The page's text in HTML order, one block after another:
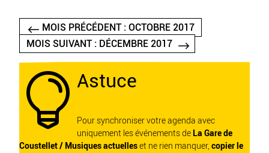
MOIS PRÉCÉDENT : OCTOBRE 2017
MOIS SUIVANT : DÉCEMBRE 2017
 Astuce
Pour synchroniser votre agenda avec
uniquement les événements de La Gare de
Coustellet / Musiques actuelleset ne rien manquer, copier le